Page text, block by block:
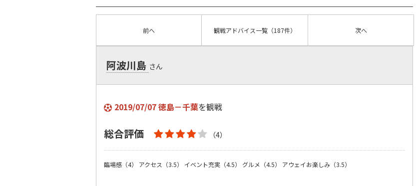
前へ 観戦アドバイス一覧（187件） 次へ
阿波川島 さん
2019/07/07 徳島－千葉を観戦
総合評価 （4）
臨場感（4） アクセス（3.5） イベント充実（4.5） グルメ（4.5） アウェイお楽しみ（3.5）